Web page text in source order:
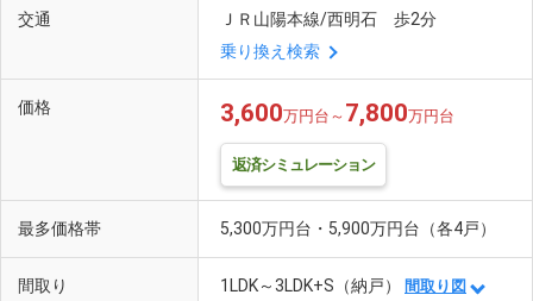
交通
ＪＲ山陽本線/西明石 歩2分
乗り換え検索
価格 3,600万円台～ 7,800万円台
返済シミュレーション
最多価格帯 5,300万円台・5,900万円台（各4戸）
間取り 1LDK～3LDK+S（納戸） 間取り図